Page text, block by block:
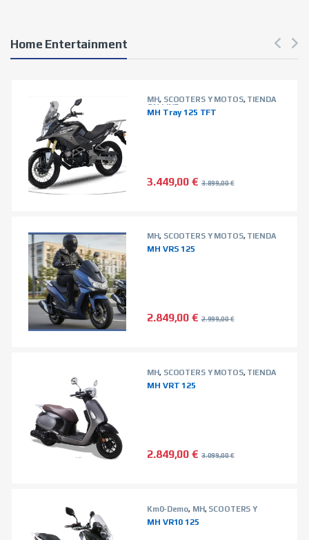
Home Entertainment
MH, SCOOTERS Y MOTOS, TIENDA
ON LINE
MH Tray 125 TFT
3.449,00€ 3.899,00€
MH, SCOOTERS Y MOTOS, TIENDA
MH VRS 125
2.849,00€ 2.999,00€
MH, SCOOTERS Y MOTOS, TIENDA
MH VRT 125
2.849,00€ 3.099,00€
Km0-Demo, MH, SCOOTERS Y
MH VR10 125